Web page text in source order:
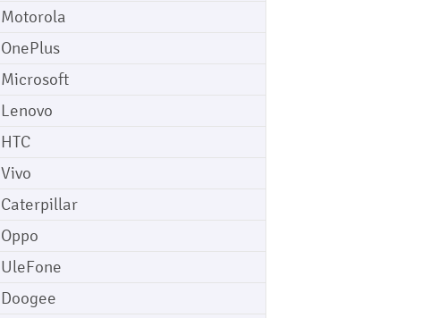
Motorola
OnePlus
Microsoft
Lenovo
HTC
Vivo
Caterpillar
Oppo
UleFone
Doogee